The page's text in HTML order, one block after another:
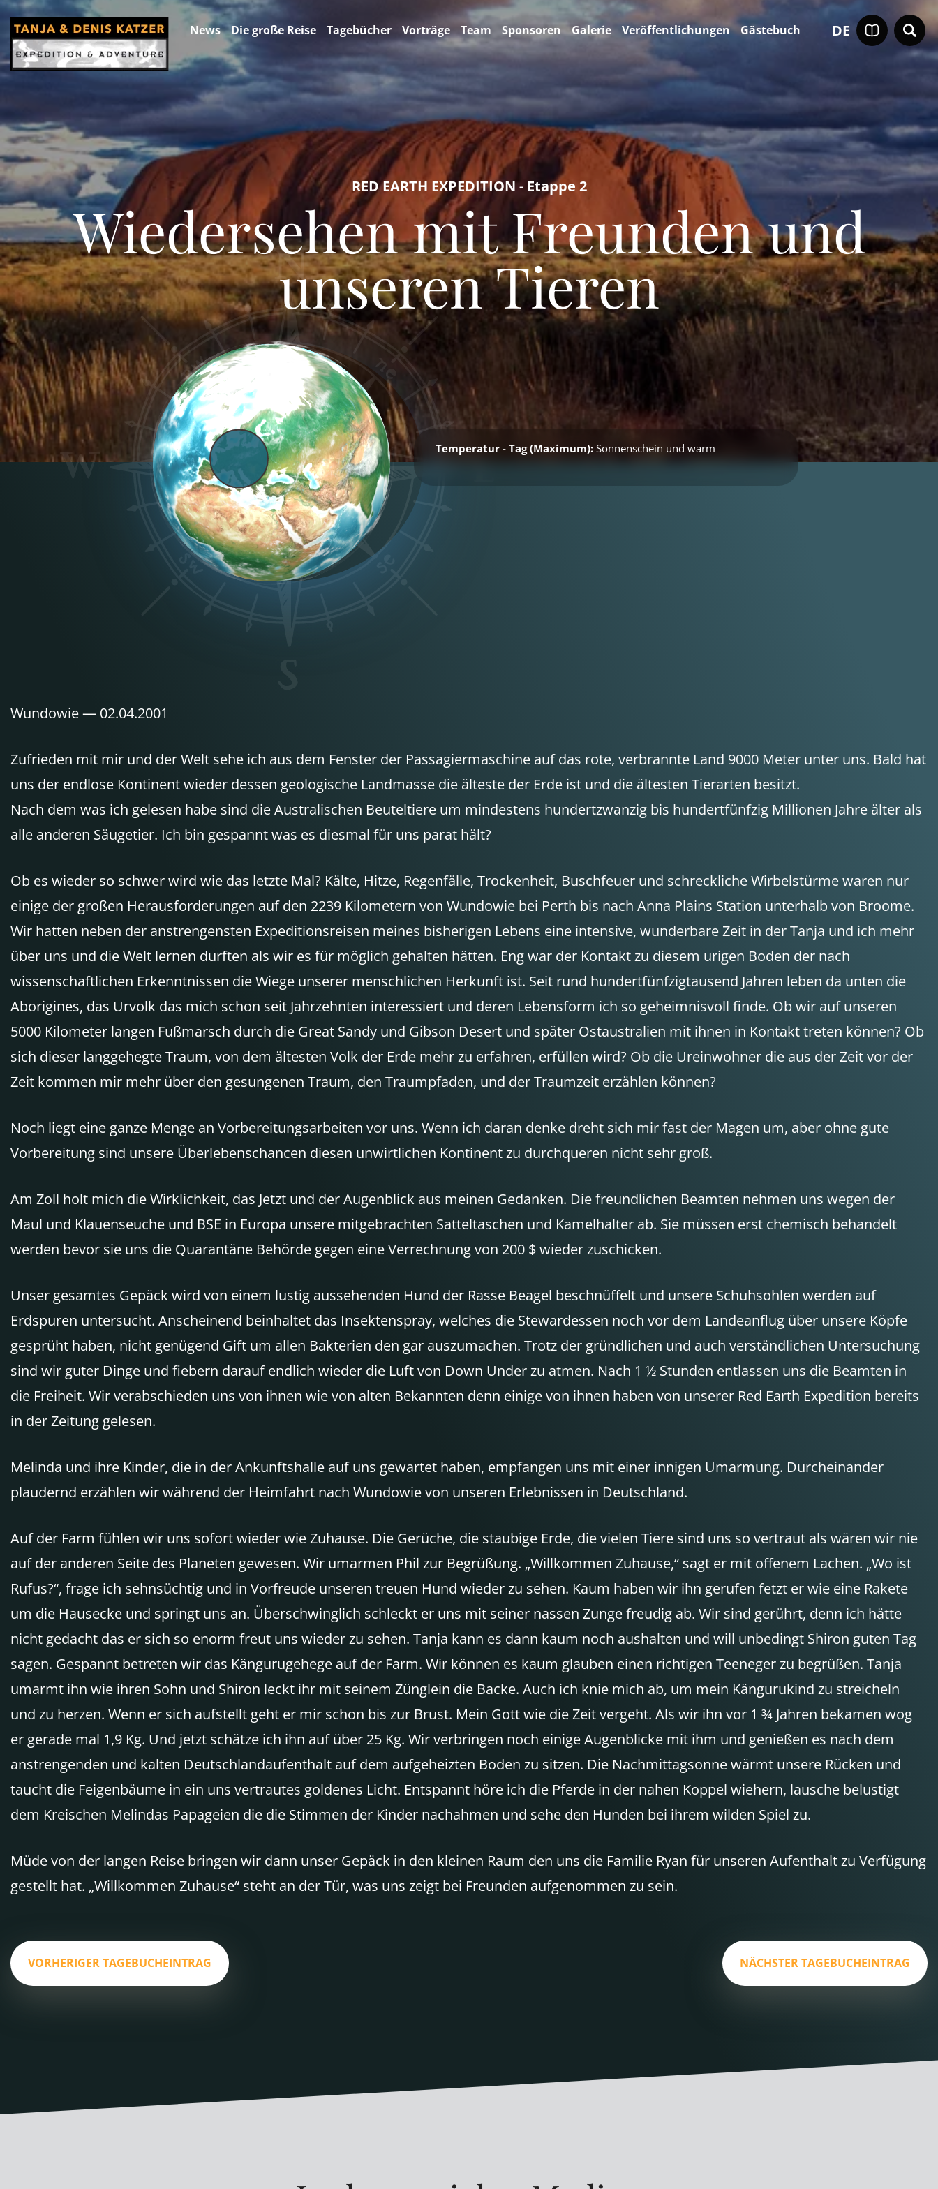
DE
News Die große Reise Tagebücher Vorträge Team Sponsoren Galerie Veröffentlichungen Gästebuch
RED EARTH EXPEDITION - Etappe 2
Wiedersehen mit Freunden und
unseren Tieren
Temperatur - Tag (Maximum): Sonnenschein und warm
Wundowie — 02.04.2001
Zufrieden mit mir und der Welt sehe ich aus dem Fenster der Passagiermaschine auf das rote, verbrannte Land 9000 Meter unter uns. Bald hat
uns der endlose Kontinent wieder dessen geologische Landmasse die älteste der Erde ist und die ältesten Tierarten besitzt.
Nach dem was ich gelesen habe sind die Australischen Beuteltiere um mindestens hundertzwanzig bis hundertfünfzig Millionen Jahre älter als
alle anderen Säugetier. Ich bin gespannt was es diesmal für uns parat hält?
Ob es wieder so schwer wird wie das letzte Mal? Kälte, Hitze, Regenfälle, Trockenheit, Buschfeuer und schreckliche Wirbelstürme waren nur
einige der großen Herausforderungen auf den 2239 Kilometern von Wundowie bei Perth bis nach Anna Plains Station unterhalb von Broome.
Wir hatten neben der anstrengensten Expeditionsreisen meines bisherigen Lebens eine intensive, wunderbare Zeit in der Tanja und ich mehr
über uns und die Welt lernen durften als wir es für möglich gehalten hätten. Eng war der Kontakt zu diesem urigen Boden der nach
wissenschaftlichen Erkenntnissen die Wiege unserer menschlichen Herkunft ist. Seit rund hundertfünfzigtausend Jahren leben da unten die
Aborigines, das Urvolk das mich schon seit Jahrzehnten interessiert und deren Lebensform ich so geheimnisvoll finde. Ob wir auf unseren
5000 Kilometer langen Fußmarsch durch die Great Sandy und Gibson Desert und später Ostaustralien mit ihnen in Kontakt treten können? Ob
sich dieser langgehegte Traum, von dem ältesten Volk der Erde mehr zu erfahren, erfüllen wird? Ob die Ureinwohner die aus der Zeit vor der
Zeit kommen mir mehr über den gesungenen Traum, den Traumpfaden, und der Traumzeit erzählen können?
Noch liegt eine ganze Menge an Vorbereitungsarbeiten vor uns. Wenn ich daran denke dreht sich mir fast der Magen um, aber ohne gute
Vorbereitung sind unsere Überlebenschancen diesen unwirtlichen Kontinent zu durchqueren nicht sehr groß.
Am Zoll holt mich die Wirklichkeit, das Jetzt und der Augenblick aus meinen Gedanken. Die freundlichen Beamten nehmen uns wegen der
Maul und Klauenseuche und BSE in Europa unsere mitgebrachten Satteltaschen und Kamelhalter ab. Sie müssen erst chemisch behandelt
werden bevor sie uns die Quarantäne Behörde gegen eine Verrechnung von 200 $ wieder zuschicken.
Unser gesamtes Gepäck wird von einem lustig aussehenden Hund der Rasse Beagel beschnüffelt und unsere Schuhsohlen werden auf
Erdspuren untersucht. Anscheinend beinhaltet das Insektenspray, welches die Stewardessen noch vor dem Landeanflug über unsere Köpfe
gesprüht haben, nicht genügend Gift um allen Bakterien den gar auszumachen. Trotz der gründlichen und auch verständlichen Untersuchung
sind wir guter Dinge und fiebern darauf endlich wieder die Luft von Down Under zu atmen. Nach 1 ½ Stunden entlassen uns die Beamten in
die Freiheit. Wir verabschieden uns von ihnen wie von alten Bekannten denn einige von ihnen haben von unserer Red Earth Expedition bereits
in der Zeitung gelesen.
Melinda und ihre Kinder, die in der Ankunftshalle auf uns gewartet haben, empfangen uns mit einer innigen Umarmung. Durcheinander
plaudernd erzählen wir während der Heimfahrt nach Wundowie von unseren Erlebnissen in Deutschland.
Auf der Farm fühlen wir uns sofort wieder wie Zuhause. Die Gerüche, die staubige Erde, die vielen Tiere sind uns so vertraut als wären wir nie
auf der anderen Seite des Planeten gewesen. Wir umarmen Phil zur Begrüßung. „Willkommen Zuhause,“ sagt er mit offenem Lachen. „Wo ist
Rufus?“, frage ich sehnsüchtig und in Vorfreude unseren treuen Hund wieder zu sehen. Kaum haben wir ihn gerufen fetzt er wie eine Rakete
um die Hausecke und springt uns an. Überschwinglich schleckt er uns mit seiner nassen Zunge freudig ab. Wir sind gerührt, denn ich hätte
nicht gedacht das er sich so enorm freut uns wieder zu sehen. Tanja kann es dann kaum noch aushalten und will unbedingt Shiron guten Tag
sagen. Gespannt betreten wir das Kängurugehege auf der Farm. Wir können es kaum glauben einen richtigen Teeneger zu begrüßen. Tanja
umarmt ihn wie ihren Sohn und Shiron leckt ihr mit seinem Zünglein die Backe. Auch ich knie mich ab, um mein Kängurukind zu streicheln
und zu herzen. Wenn er sich aufstellt geht er mir schon bis zur Brust. Mein Gott wie die Zeit vergeht. Als wir ihn vor 1 ¾ Jahren bekamen wog
er gerade mal 1,9 Kg. Und jetzt schätze ich ihn auf über 25 Kg. Wir verbringen noch einige Augenblicke mit ihm und genießen es nach dem
anstrengenden und kalten Deutschlandaufenthalt auf dem aufgeheizten Boden zu sitzen. Die Nachmittagsonne wärmt unsere Rücken und
taucht die Feigenbäume in ein uns vertrautes goldenes Licht. Entspannt höre ich die Pferde in der nahen Koppel wiehern, lausche belustigt
dem Kreischen Melindas Papageien die die Stimmen der Kinder nachahmen und sehe den Hunden bei ihrem wilden Spiel zu.
Müde von der langen Reise bringen wir dann unser Gepäck in den kleinen Raum den uns die Familie Ryan für unseren Aufenthalt zu Verfügung
gestellt hat. „Willkommen Zuhause“ steht an der Tür, was uns zeigt bei Freunden aufgenommen zu sein.
VORHERIGER TAGEBUCHEINTRAG NÄCHSTER TAGEBUCHEINTRAG